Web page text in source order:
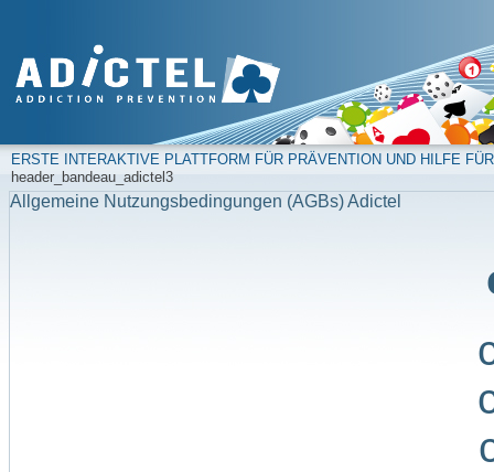
ERSTE INTERAKTIVE PLATTFORM FÜR PRÄVENTION UND HILFE
header_bandeau_adictel3
Allgemeine Nutzungsbedingungen (AGBs) Adictel